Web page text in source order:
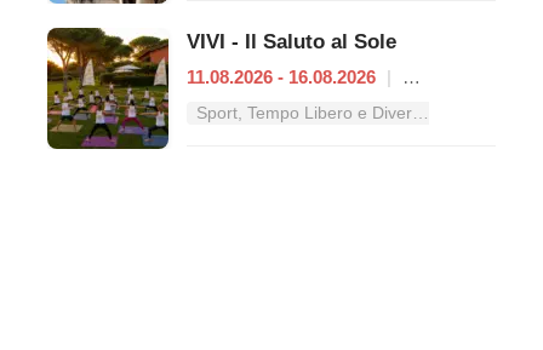
VIVI - Il Saluto al Sole
11.08.2026 - 16.08.2026 |